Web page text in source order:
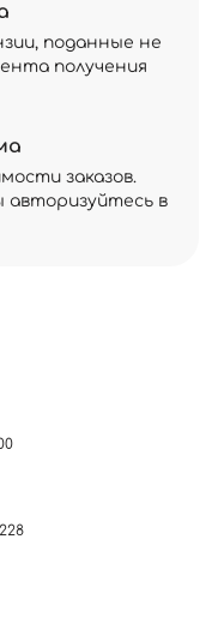
поданные не
получения
заказов.
авторизуйтесь в